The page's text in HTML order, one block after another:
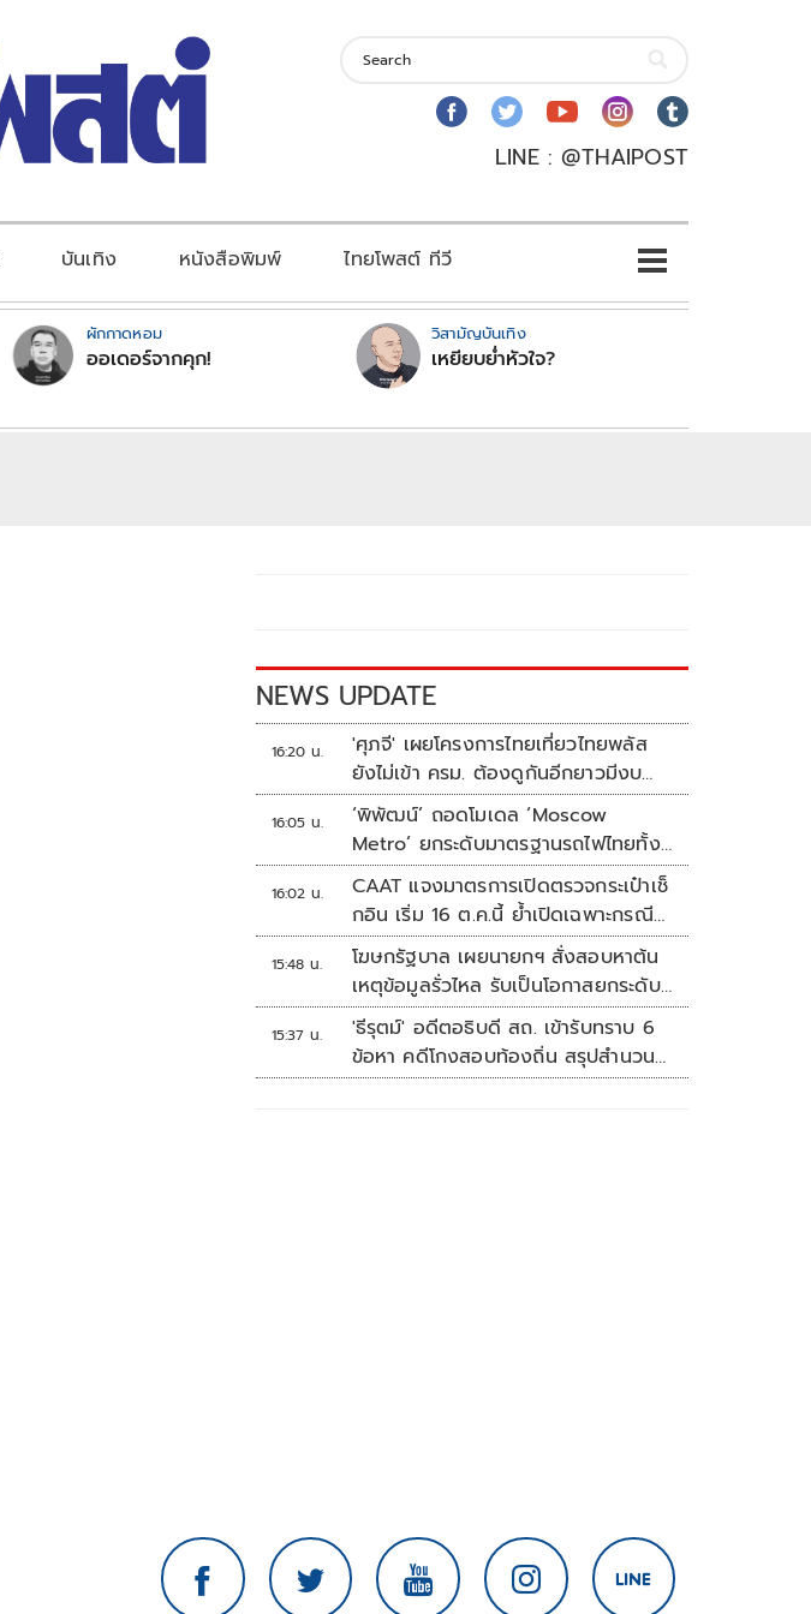
LINE : @THAIPOST
บันเทิง หนังสือพิมพ์ ไทยโพสต์ ทีวี
ผักกาดหอม
ออเดอร์จากคุก!
วิสามัญบันเทิง
เหยียบย่ำหัวใจ?
NEWS UPDATE
16:20 น.
'ศุภจี' เผยโครงการไทยเที่ยวไทยพลัส
ยังไม่เข้า ครม. ต้องดูกันอีกยาวมีงบ
เหลือเท่าไหร่
16:05 น.
‘พิพัฒน์’ ถอดโมเดล ‘Moscow
Metro’ ยกระดับมาตรฐานรถไฟไทยทั้ง
ระบบ
16:02 น.
CAAT แจงมาตรการเปิดตรวจกระเป๋าเช็
กอิน เริ่ม 16 ต.ค.นี้ ย้ำเปิดเฉพาะกรณี
ต้องสงสัย
15:48 น.
โฆษกรัฐบาล เผยนายกฯ สั่งสอบหาต้น
เหตุข้อมูลรั่วไหล รับเป็นโอกาสยกระดับ
ความมั่นคงปลอดภัยข้อมูลภาครัฐทั้ง
ระบบ
15:37 น.
'ธีรุตม์' อดีตอธิบดี สถ. เข้ารับทราบ 6
ข้อหา คดีโกงสอบท้องถิ่น สรุปสำนวน
ส่ง ป.ป.ช. สัปดาห์หน้า